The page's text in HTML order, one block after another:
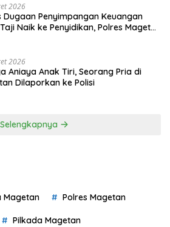
2026
Dugaan Penyimpangan Keuangan
Naik ke Penyidikan, Polres Magetan
2026
Aniaya Anak Tiri, Seorang Pria di
Dilaporkan ke Polisi
Selengkapnya
Magetan Polres Magetan
Pilkada Magetan